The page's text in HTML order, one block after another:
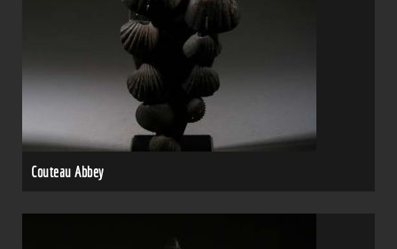
Couteau Abbey